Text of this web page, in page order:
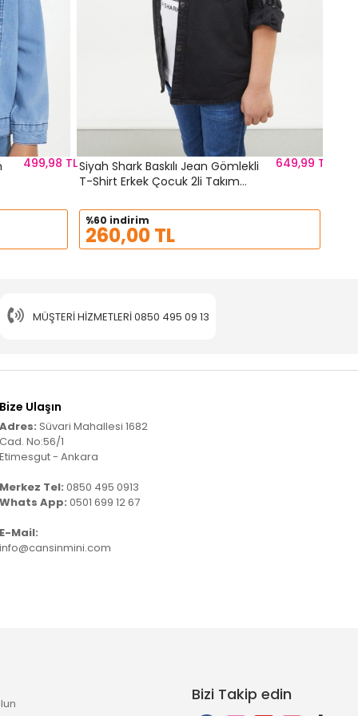
499,98 TLSiyah Shark Baskılı Jean Gömlekli
T-Shirt Erkek Çocuk 2li Takım
649,99 TL
%60 indirim
260,00 TL
MÜŞTERI HIZMETLERI0850 495 09 13
Bize Ulaşın
Adres: Süvari Mahallesi 1682
Cad. No:56/1
Etimesgut - Ankara
Merkez Tel: 0850 495 0913
Whats App: 0501 699 12 67
E-Mail:
info@cansinmini.com
Bizi Takip edin